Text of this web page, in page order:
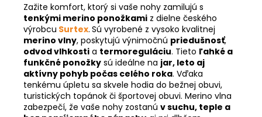
Zažite komfort, ktorý si vaše nohy zamilujú s
tenkými merino ponožkami z dielne českého
výrobcu Surtex. Sú vyrobené z vysoko kvalitnej
merino vlny, poskytujú výnimočnú priedušnosť,
odvod vlhkosti a termoreguláciu. Tieto ľahké a
funkčné ponožky sú ideálne na jar, leto aj
aktívny pohyb počas celého roka. Vďaka
tenkému úpletu sa skvele hodia do bežnej obuvi,
turistických topánok či športovej obuvi. Merino vlna
zabezpečí, že vaše nohy zostanú v suchu, teple a